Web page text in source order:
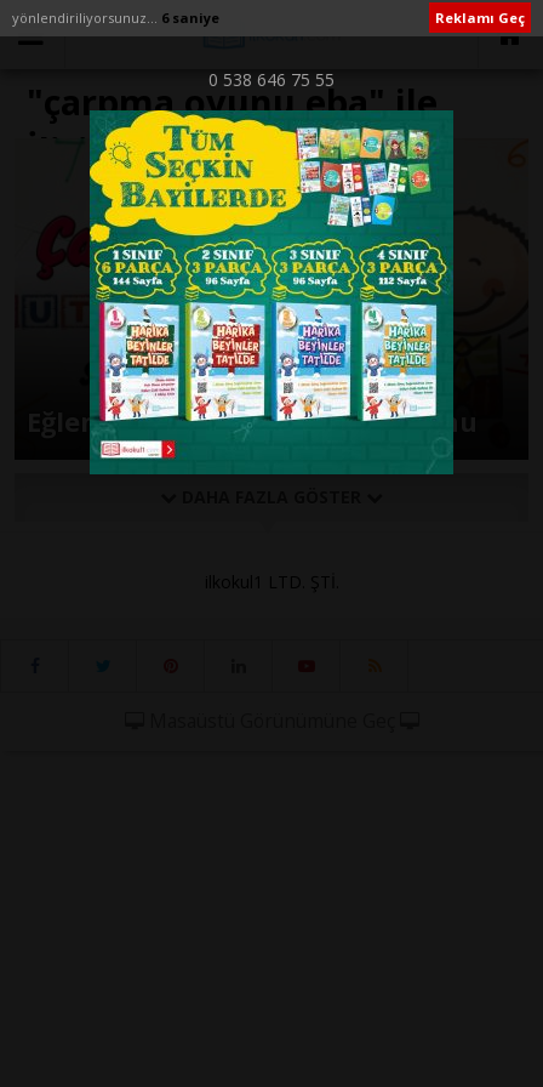
yönlendiriliyorsunuz... 6 saniye Reklamı Geç
0 538 646 75 55
"çarpma oyunu eba" ile
İlişikli yazılar
Eğlenceli Çarpma Kutuları Oyunu